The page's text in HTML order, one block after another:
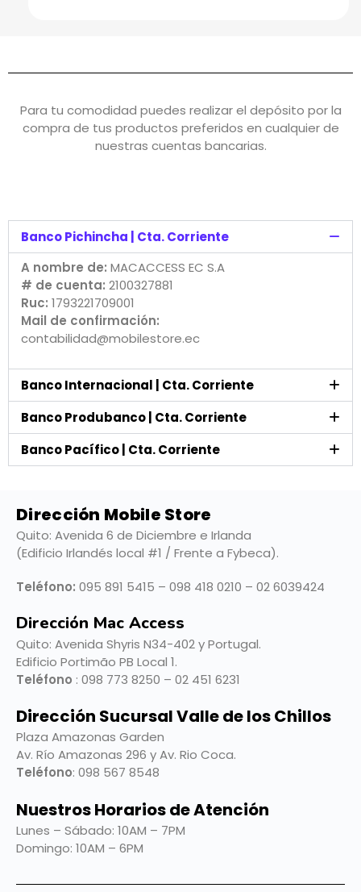
Para tu comodidad puedes realizar el depósito por la
compra de tus productos preferidos en cualquier de
nuestras cuentas bancarias.
Banco Pichincha | Cta. Corriente
A nombre de: MACACCESS EC S.A
# de cuenta: 2100327881
Ruc: 1793221709001
Mail de confirmación:
contabilidad@mobilestore.ec
Banco Internacional | Cta. Corriente
Banco Produbanco | Cta. Corriente
Banco Pacífico | Cta. Corriente
Dirección Mobile Store
Quito: Avenida 6 de Diciembre e Irlanda
(Edificio Irlandés local #1 / Frente a Fybeca).
Teléfono: 095 891 5415 – 098 418 0210 – 02 6039424
Dirección Mac Access
Quito: Avenida Shyris N34-402 y Portugal.
Edificio Portimão PB Local 1.
Teléfono : 098 773 8250 – 02 451 6231
Dirección Sucursal Valle de los Chillos
Plaza Amazonas Garden
Av. Río Amazonas 296 y Av. Rio Coca.
Teléfono: 098 567 8548
Nuestros Horarios de Atención
Lunes – Sábado: 10AM – 7PM
Domingo: 10AM – 6PM